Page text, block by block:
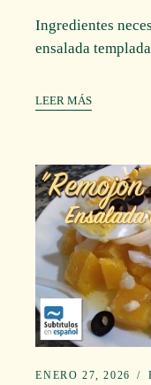
Ingredientes
ensalada
LEER MÁS
ENERO 27, 2026